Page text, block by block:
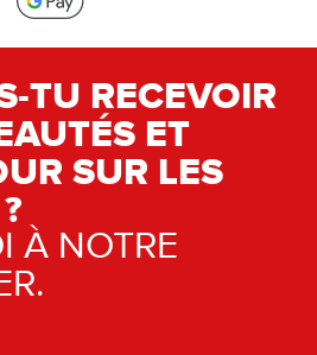
TU RECEVOIR
ET
SUR LES
À NOTRE